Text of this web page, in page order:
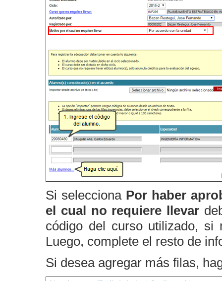
Si selecciona Por haber
el cual no requiere llevar
código del curso utilizado,
Luego, complete el resto de
Si desea agregar más filas,